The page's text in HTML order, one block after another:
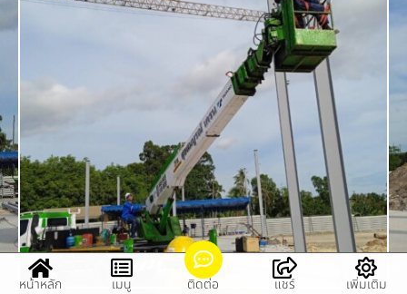
หน้าหลัก เมนู ติดต่อ แชร์ เพิ่มเติม